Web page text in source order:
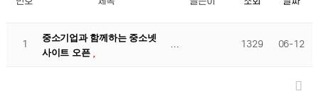
1
중소기업과 함께하는 중소넷
사이트 오픈
… 1329 06-12